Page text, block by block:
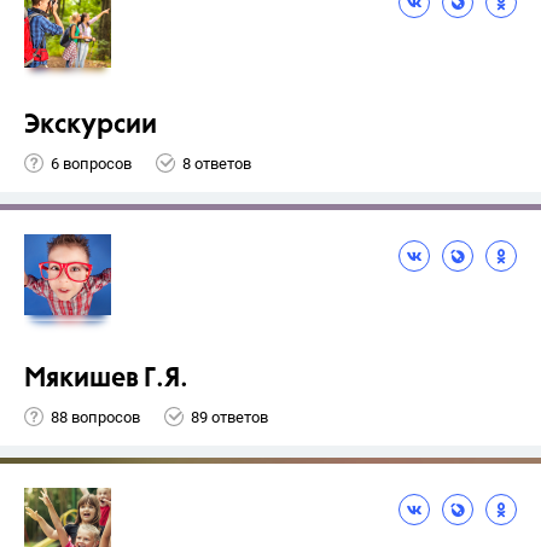
Экскурсии
6 вопросов 8 ответов
Мякишев Г.Я.
88 вопросов 89 ответов